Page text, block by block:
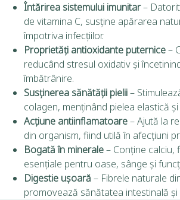
Întărirea sistemului imunitar–
de vitamina C, susține apărarea
împotriva infecțiilor.
Proprietăți antioxidante puternice–
reducând stresul oxidativ și
îmbătrânire.
Susținerea sănătății pielii–
colagen, menținând pielea elastică
Acțiune antiinflamatoare– Ajută la
din organism, fiind utilă în afecțiuni
Bogată în minerale– Conține calciu,
esențiale pentru oase, sânge și
Digestie ușoară – Fibrele naturale
promovează sănătatea intestinală